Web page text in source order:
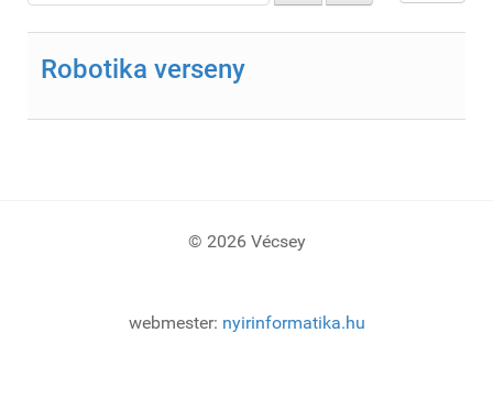
Robotika verseny
© 2026 Vécsey
webmester: nyirinformatika.hu